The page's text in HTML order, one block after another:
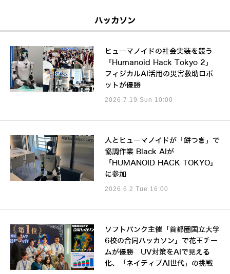
ハッカソン
ヒューマノイドの社会実装を競う
「Humanoid Hack Tokyo 2」
フィジカルAI活用の災害救助ロボ
ットが優勝
2026.7.19 Sun 10:00
人とヒューマノイドが「餅つき」で
協調作業 Black AIが
「HUMANOID HACK TOKYO」
に参加
2026.6.2 Tue 16:00
ソフトバンク主催「首都圏国立大学
6校の合同ハッカソン」で花王チー
ムが優勝 UV対策をAIで見える
化、「ネイティブAI世代」の挑戦